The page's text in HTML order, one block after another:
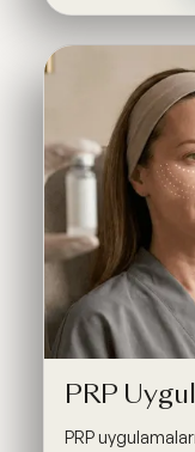
PRP
PRP